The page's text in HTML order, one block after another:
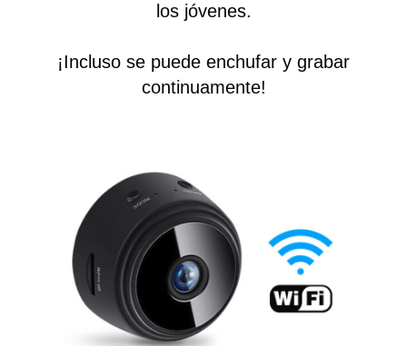
los jóvenes.
¡Incluso se puede enchufar y grabar
continuamente!